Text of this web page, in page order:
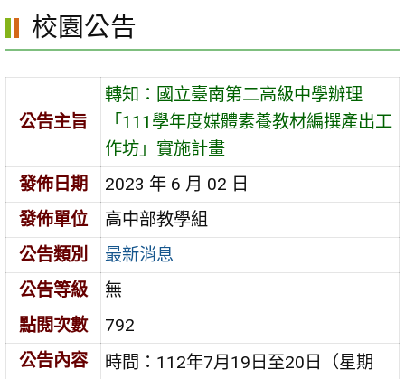
校園公告
公告主旨
轉知：國立臺南第二高級中學辦理
「111學年度媒體素養教材編撰產出工
作坊」實施計畫
發佈日期
2023 年 6 月 02 日
發佈單位
高中部教學組
公告類別
最新消息
公告等級
無
點閱次數
792
公告內容
時間：112年7月19日至20日（星期